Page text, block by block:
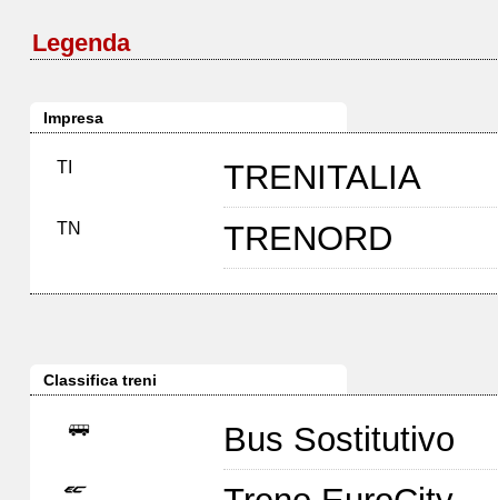
Legenda
Impresa
TI TRENITALIA
TN TRENORD
Classifica treni
Bus Sostitutivo